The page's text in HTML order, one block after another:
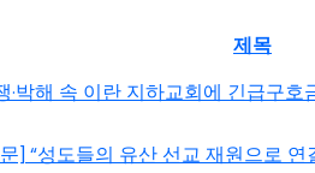
제목
·박해 속 이란 지하교회에 긴급구호
] “성도들의 유산 선교 재원으로 연